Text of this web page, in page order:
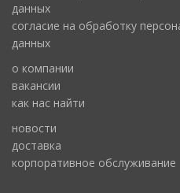
данных
cогласие на обработку
данных
о компании
вакансии
как нас найти
новости
доставка
корпоративное обслуживание